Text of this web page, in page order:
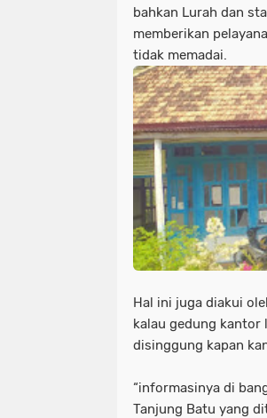
bahkan Lurah dan
memberikan
tidak memadai.
Hal ini juga diakui
kalau gedung kantor
disinggung kapan
“informasinya di
Tanjung Batu yang